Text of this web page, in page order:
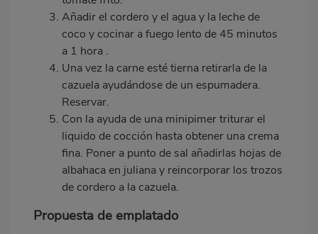
Añadir el cordero y el agua y la leche de
coco y cocinar a fuego lento de 45 minutos
a 1 hora .
Una vez la carne estétierna retirarla de la
cazuela ayudándose de un espumadera.
Reservar.
Con la ayuda de una minipimer triturar el
liquido de cocción hasta obtener una crema
fina. Poner a punto de sal añadirlas hojas de
albahaca en juliana y reincorporar los trozos
de cordero a la cazuela.
Propuesta de emplatado